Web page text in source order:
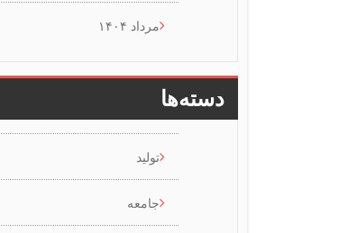
مرداد ۱۴۰۴
دسته‌ها
تولید
جامعه